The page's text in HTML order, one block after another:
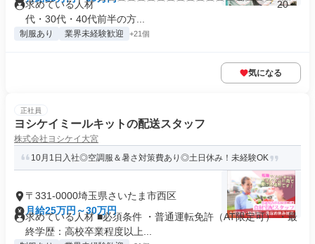
求めている人材 ⌒⌒⌒⌒⌒⌒⌒⌒⌒⌒⌒⌒⌒⌒⌒⌒⌒⌒ 20
代・30代・40代前半の方...
制服あり 業界未経験歓迎 +21個
気になる
正社員
ヨシケイミールキットの配送スタッフ
株式会社ヨシケイ大宮
10月1日入社◎空調服＆暑さ対策費あり◎土日休み！未経験OK
〒331-0000埼玉県さいたま市西区
月給25万円～30万円
求めている人材 ■必須条件 ・普通運転免許（AT限定可） ・最
終学歴：高校卒業程度以上...